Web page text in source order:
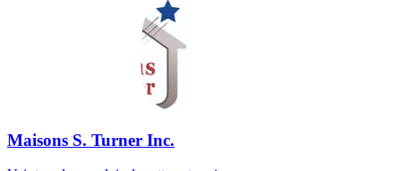
Maisons S. Turner Inc.